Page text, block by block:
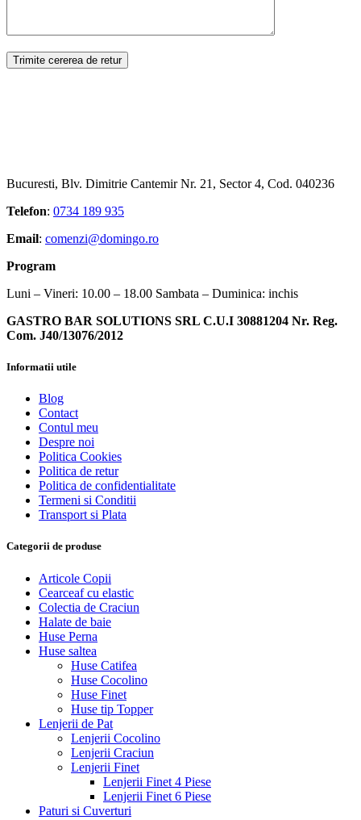
Bucuresti, Blv. Dimitrie Cantemir Nr. 21, Sector 4, Cod. 040236
Telefon: 0734 189 935
Email: comenzi@domingo.ro
Program
Luni – Vineri: 10.00 – 18.00 Sambata – Duminica: inchis
GASTRO BAR SOLUTIONS SRL C.U.I 30881204 Nr. Reg.
Com. J40/13076/2012
Informatii utile
Blog
Contact
Contul meu
Despre noi
Politica Cookies
Politica de retur
Politica de confidentialitate
Termeni si Conditii
Transport si Plata
Categorii de produse
Articole Copii
Cearceaf cu elastic
Colectia de Craciun
Halate de baie
Huse Perna
Huse saltea
Huse Catifea
Huse Cocolino
Huse Finet
Huse tip Topper
Lenjerii de Pat
Lenjerii Cocolino
Lenjerii Craciun
Lenjerii Finet
Lenjerii Finet 4 Piese
Lenjerii Finet 6 Piese
Paturi si Cuverturi